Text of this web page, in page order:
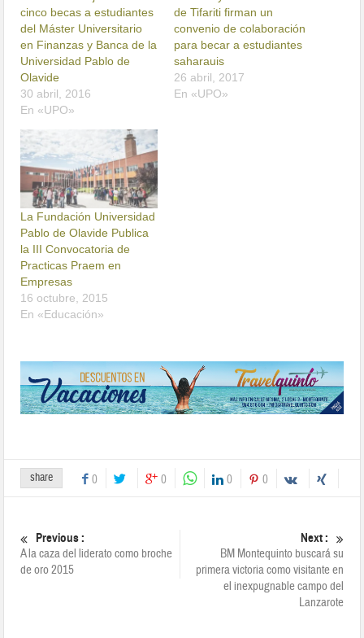
cinco becas a estudiantes
del Máster Universitario
en Finanzas y Banca de la
Universidad Pablo de
Olavide
30 abril, 2016
En «UPO»
de Tifariti firman un
convenio de colaboración
para becar a estudiantes
saharauis
26 abril, 2017
En «UPO»
La Fundación Universidad
Pablo de Olavide Publica
la III Convocatoria de
Practicas Praem en
Empresas
16 octubre, 2015
En «Educación»
share 0 0 0 0
Previous :
A la caza del liderato como broche
de oro 2015
Next :
BM Montequinto buscará su
primera victoria como visitante en
el inexpugnable campo del
Lanzarote